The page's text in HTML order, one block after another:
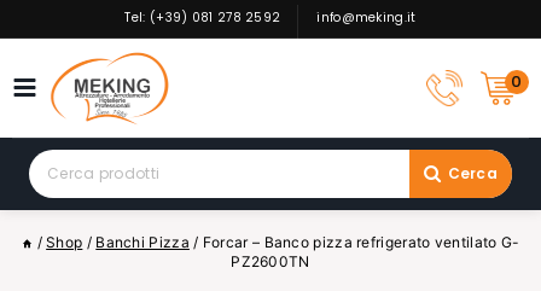
to
Tel: (+39) 081 278 2592 info@meking.it
0
Search
for:
Cerca
/ Shop / Banchi Pizza / Forcar – Banco pizza refrigerato ventilato G-
PZ2600TN